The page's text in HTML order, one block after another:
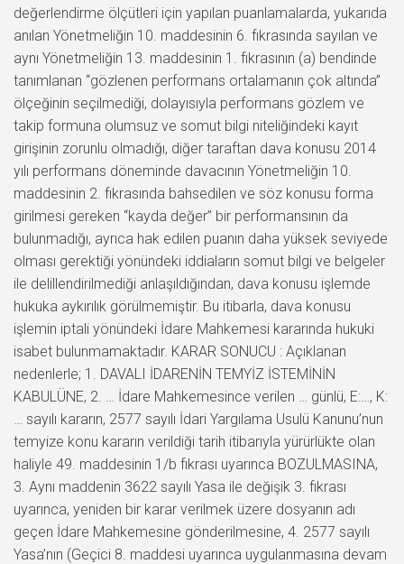
değerlendirme ölçütleri için yapılan puanlamalarda, yukarıda
anılan Yönetmeliğin 10. maddesinin 6. fıkrasında sayılan ve
aynı Yönetmeliğin 13. maddesinin 1. fıkrasının (a) bendinde
tanımlanan “gözlenen performans ortalamanın çok altında”
ölçeğinin seçilmediği, dolayısıyla performans gözlem ve
takip formuna olumsuz ve somut bilgi niteliğindeki kayıt
girişinin zorunlu olmadığı, diğer taraftan dava konusu 2014
yılı performans döneminde davacının Yönetmeliğin 10.
maddesinin 2. fıkrasında bahsedilen ve söz konusu forma
girilmesi gereken “kayda değer” bir performansının da
bulunmadığı, ayrıca hak edilen puanın daha yüksek seviyede
olması gerektiği yönündeki iddiaların somut bilgi ve belgeler
ile delillendirilmediği anlaşıldığından, dava konusu işlemde
hukuka aykırılık görülmemiştir. Bu itibarla, dava konusu
işlemin iptali yönündeki İdare Mahkemesi kararında hukuki
isabet bulunmamaktadır. KARAR SONUCU : Açıklanan
nedenlerle; 1. DAVALI İDARENİN TEMYİZ İSTEMİNİN
KABULÜNE, 2. … İdare Mahkemesince verilen … günlü, E:…, K:
… sayılı kararın, 2577 sayılı İdari Yargılama Usulü Kanunu’nun
temyize konu kararın verildiği tarih itibarıyla yürürlükte olan
haliyle 49. maddesinin 1/b fıkrası uyarınca BOZULMASINA,
3. Aynı maddenin 3622 sayılı Yasa ile değişik 3. fıkrası
uyarınca, yeniden bir karar verilmek üzere dosyanın adı
geçen İdare Mahkemesine gönderilmesine, 4. 2577 sayılı
Yasa’nın (Geçici 8. maddesi uyarınca uygulanmasına devam